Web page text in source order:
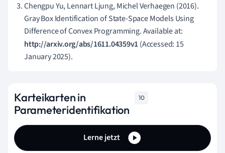
Chengpu Yu, Lennart Ljung, Michel Verhaegen (2016).
Gray Box Identification of State-Space Models Using
Difference of Convex Programming. Available at:
http://arxiv.org/abs/1611.04359v1(Accessed: 15
January 2025).
Karteikarten in
Parameteridentifikation
10
Lerne jetzt